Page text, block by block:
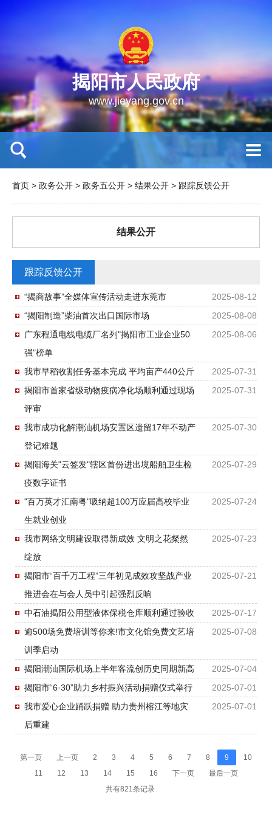
揭阳市人民政府
www.jieyang.gov.cn
首页 > 政务公开 > 政务五公开 > 结果公开 > 跟踪反馈公开
结果公开
跟踪反馈公开
2025-08-12
“揭商故事”全媒体宣传活动走进东莞市
2025-08-08
“揭阳制造”柴油首次出口国际市场
2025-08-06
广东程通电线电缆厂名列"揭阳市工业企业50
强"榜单
2025-07-31
我市早稻收割任务基本完成 平均亩产440公斤
2025-07-31
揭阳市首家省级动物疫病净化场顺利通过现场
评审
2025-07-30
我市成功化解潮汕机场安置区遗留17年不动产
登记难题
2025-07-29
揭阳海关"云签发"辖区首份进出境船舶卫生检
疫数字证书
2025-07-24
"百万英才汇南粤"吸纳超100万应届高校毕业
生就业创业
2025-07-23
我市网络文明建设取得新成效 文明之花粲然
绽放
2025-07-21
揭阳市“百千万工程”三年初见成效攻坚战产业
推进会在与会人员中引起强烈反响
2025-07-17
中石油揭阳公用型液体保税仓库顺利通过验收
2025-07-08
逾500场免费培训等你来!市文化馆免费文艺培
训季启动
2025-07-04
揭阳潮汕国际机场上半年客流创历史同期新高
2025-07-01
揭阳市“6·30”助力乡村振兴活动捐赠仪式举行
2025-07-01
我市爱心企业踊跃捐赠 助力贵州榕江等地灾
后重建
第一页 上一页 2 3 4 5 6 7 8 9
10
11
12 13 14 15 16 下一页
最后一页
共有821条记录